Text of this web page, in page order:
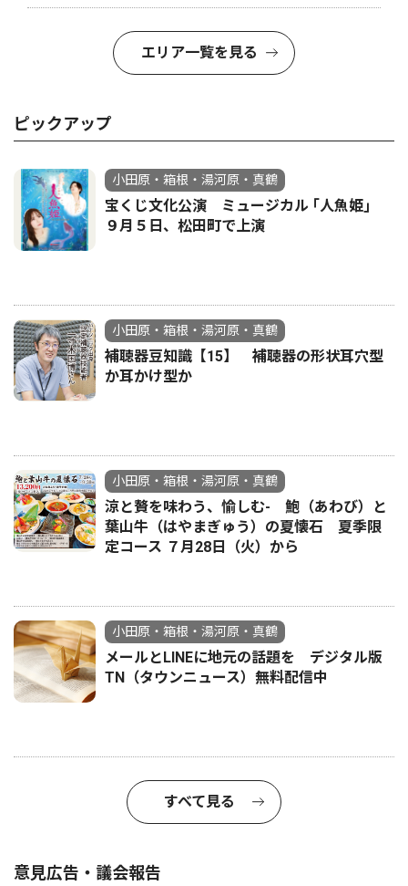
エリア一覧を見る
ピックアップ
小田原・箱根・湯河原・真鶴
宝くじ文化公演 ミュージカル ｢人魚姫｣
９月５日、松田町で上演
小田原・箱根・湯河原・真鶴
補聴器豆知識【15】 補聴器の形状耳穴型
か耳かけ型か
小田原・箱根・湯河原・真鶴
涼と贅を味わう、愉しむ- 鮑（あわび）と
葉山牛（はやまぎゅう）の夏懐石 夏季限
定コース ７月28日（火）から
小田原・箱根・湯河原・真鶴
メールとLINEに地元の話題を デジタル版
TN（タウンニュース）無料配信中
すべて見る
意見広告・議会報告